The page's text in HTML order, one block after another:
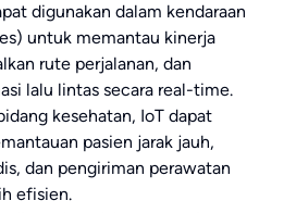
digunakan dalam kendaraan
untuk memantau kinerja
rute perjalanan, dan
lalu lintas secara real-time.
kesehatan, IoT dapat
pasien jarak jauh,
dan pengiriman perawatan
efisien.